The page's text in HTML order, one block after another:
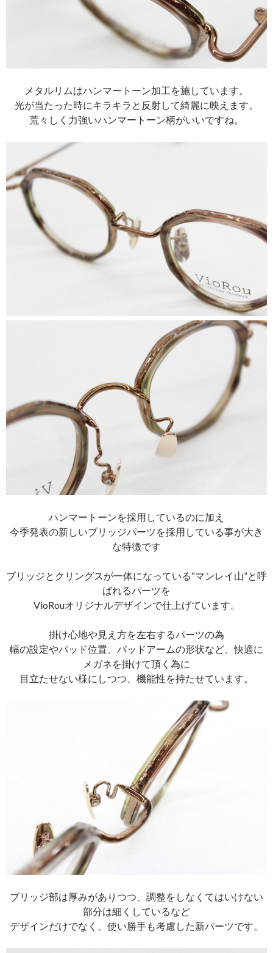
メタルリムはハンマートーン加工を施しています。
光が当たった時にキラキラと反射して綺麗に映えます。
荒々しく力強いハンマートーン柄がいいですね。
ハンマートーンを採用しているのに加え
今季発表の新しいブリッジパーツを採用している事が大き
な特徴です
ブリッジとクリングスが一体になっている“マンレイ山”と呼
ばれるパーツを
VioRouオリジナルデザインで仕上げています。
掛け心地や見え方を左右するパーツの為
幅の設定やパッド位置、パッドアームの形状など、快適に
メガネを掛けて頂く為に
目立たせない様にしつつ、機能性を持たせています。
ブリッジ部は厚みがありつつ、調整をしなくてはいけない
部分は細くしているなど
デザインだけでなく、使い勝手も考慮した新パーツです。